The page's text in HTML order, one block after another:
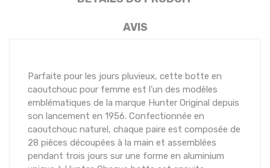
AVIS
Parfaite pour les jours pluvieux, cette botte en
caoutchouc pour femme est l'un des modèles
emblématiques de la marque Hunter Original depuis
son lancement en 1956. Confectionnée en
caoutchouc naturel, chaque paire est composée de
28 pièces découpées à la main et assemblées
pendant trois jours sur une forme en aluminium